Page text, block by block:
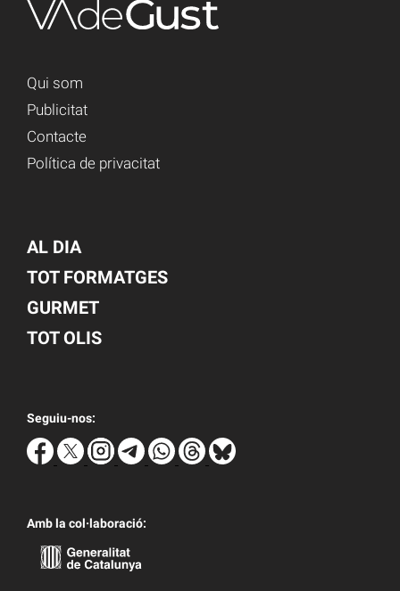
Qui som
Publicitat
Contacte
Política de privacitat
AL DIA
TOT FORMATGES
GURMET
TOT OLIS
Seguiu-nos:
Amb la col·laboració: